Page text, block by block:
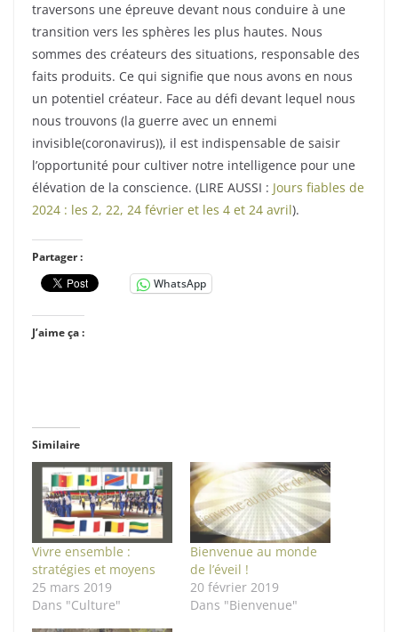
traversons une épreuve devant nous conduire à une
transition vers les sphères les plus hautes. Nous
sommes des créateurs des situations, responsable des
faits produits. Ce qui signifie que nous avons en nous
un potentiel créateur. Face au défi devant lequel nous
nous trouvons (la guerre avec un ennemi
invisible(coronavirus)), il est indispensable de saisir
l’opportunité pour cultiver notre intelligence pour une
élévation de la conscience. (LIRE AUSSI : Jours fiables de
2024 : les 2, 22, 24 février et les 4 et 24 avril).
Partager :
WhatsApp
J’aime ça :
Similaire
Vivre ensemble :
stratégies et moyens
25 mars 2019
Dans "Culture"
Bienvenue au monde
de l’éveil !
20 février 2019
Dans "Bienvenue"